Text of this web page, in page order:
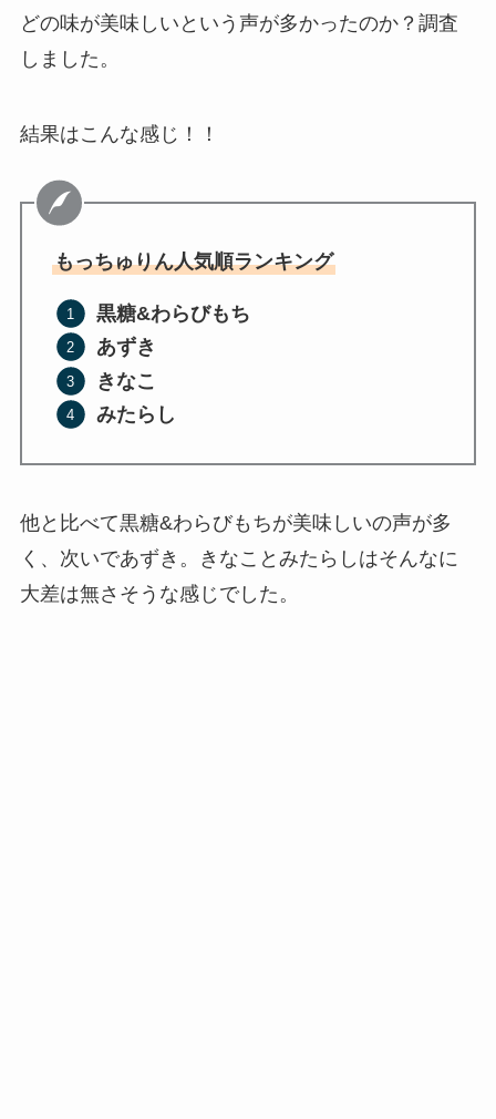
どの味が美味しいという声が多かったのか？調査
しました。
結果はこんな感じ！！
もっちゅりん人気順ランキング
黒糖&わらびもち
あずき
きなこ
みたらし
他と比べて黒糖&わらびもちが美味しいの声が多
く、次いであずき。きなことみたらしはそんなに
大差は無さそうな感じでした。